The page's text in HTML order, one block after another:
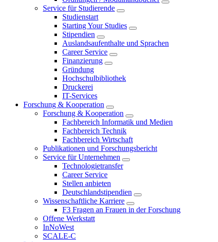
Service für Studierende
Studienstart
Starting Your Studies
Stipendien
Auslandsaufenthalte und Sprachen
Career Service
Finanzierung
Gründung
Hochschulbibliothek
Druckerei
IT-Services
Forschung & Kooperation
Forschung & Kooperation
Fachbereich Informatik und Medien
Fachbereich Technik
Fachbereich Wirtschaft
Publikationen und Forschungsbericht
Service für Unternehmen
Technologietransfer
Career Service
Stellen anbieten
Deutschlandstipendien
Wissenschaftliche Karriere
F3 Fragen an Frauen in der Forschung
Offene Werkstatt
InNoWest
SCALE-C